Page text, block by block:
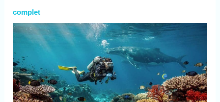
complet